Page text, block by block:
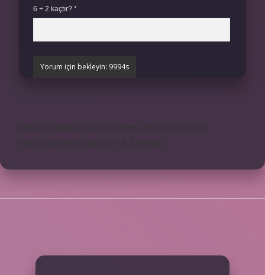
6 + 2 kaçtır? *